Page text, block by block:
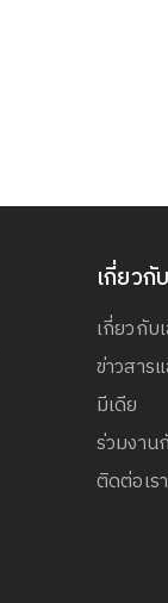
เกี่ยวกั
เกี่ยวกับ
ข่าวสาร
มีเดีย
ร่วมงาน
ติดต่อเรา